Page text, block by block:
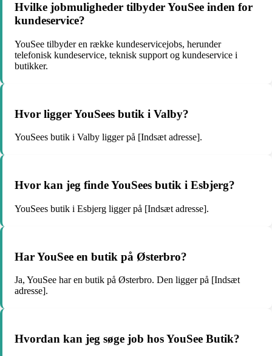
Hvilke jobmuligheder tilbyder YouSee inden for
kundeservice?
YouSee tilbyder en række kundeservicejobs, herunder
telefonisk kundeservice, teknisk support og kundeservice i
butikker.
Hvor ligger YouSees butik i Valby?
YouSees butik i Valby ligger på [Indsæt adresse].
Hvor kan jeg finde YouSees butik i Esbjerg?
YouSees butik i Esbjerg ligger på [Indsæt adresse].
Har YouSee en butik på Østerbro?
Ja, YouSee har en butik på Østerbro. Den ligger på [Indsæt
adresse].
Hvordan kan jeg søge job hos YouSee Butik?